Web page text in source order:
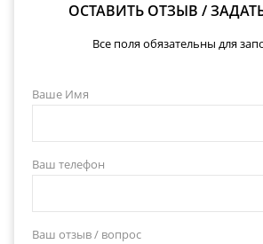
ОСТАВИТЬ ОТЗЫВ /
Все поля обязательны для
Ваше Имя
Ваш телефон
Ваш отзыв / вопрос